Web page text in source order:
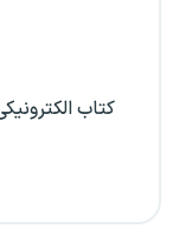
کتاب